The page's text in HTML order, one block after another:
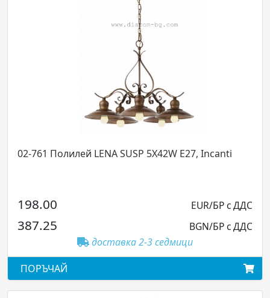
02-761 Полилей LENA SUSP 5X42W E27, Incanti
198.00 EUR/БР с ДДС
387.25
BGN/БР с ДДС
доставка 2-3 седмици
ПОРЪЧАЙ